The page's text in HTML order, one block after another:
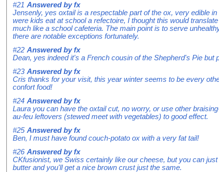
#21 Answered byfx
Jensenly, yes oxtail is a respectable part of the ox, very edible
were kids eat at school a refectoire, I thought this would
much like a school cafeteria. The main point is to serve
there are notable exceptions fortunately.
#22 Answered byfx
Dean, yes indeed it's a French cousin of the Shepherd's Pie but
#23 Answered byfx
Cris thanks for your visit, this year winter seems to be every
confort food!
#24 Answered byfx
Laura you can have the oxtail cut, no worry, or use other
au-feu leftovers (stewed meet with vegetables) to good effect.
#25 Answered byfx
Ben, I must have found couch-potato ox with a very fat tail!
#26 Answered byfx
CKfusionist, we Swiss certainly like our cheese, but you can
butter and you'll get a nice brown crust just the same.